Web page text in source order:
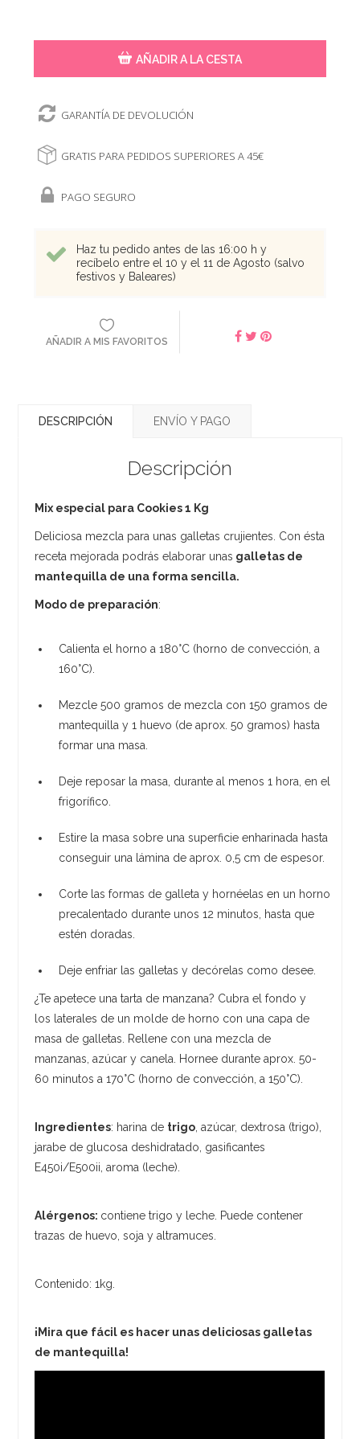
AÑADIR A LA CESTA
GARANTÍA DE DEVOLUCIÓN
GRATIS PARA PEDIDOS SUPERIORES A 45€
PAGO SEGURO
Haz tu pedido antes de las 16:00 h y
recíbelo entre el 10 y el 11 de Agosto (salvo
festivos y Baleares)
AÑADIR A MIS FAVORITOS
DESCRIPCIÓN ENVÍO Y PAGO
Descripción
Mix especial para Cookies 1 Kg
Deliciosa mezcla para unas galletas crujientes. Con ésta
receta mejorada podrás elaborar unas galletas de
mantequilla de una forma sencilla.
Modo de preparación:
Calienta el horno a 180°C (horno de convección, a
160°C).
Mezcle 500 gramos de mezcla con 150 gramos de
mantequilla y 1 huevo (de aprox. 50 gramos) hasta
formar una masa.
Deje reposar la masa, durante al menos 1 hora, en el
frigorífico.
Estire la masa sobre una superficie enharinada hasta
conseguir una lámina de aprox. 0,5 cm de espesor.
Corte las formas de galleta y hornéelas en un horno
precalentado durante unos 12 minutos, hasta que
estén doradas.
Deje enfriar las galletas y decórelas como desee.
¿Te apetece una tarta de manzana? Cubra el fondo y
los laterales de un molde de horno con una capa de
masa de galletas. Rellene con una mezcla de
manzanas, azúcar y canela. Hornee durante aprox. 50-
60 minutos a 170°C (horno de convección, a 150°C).
Ingredientes: harina de trigo , azúcar, dextrosa (trigo),
jarabe de glucosa deshidratado, gasificantes
E450i/E500ii, aroma (leche).
Alérgenos: contiene trigo y leche. Puede contener
trazas de huevo, soja y altramuces.
Contenido: 1kg.
¡Mira que fácil es hacer unas deliciosas galletas
de mantequilla!